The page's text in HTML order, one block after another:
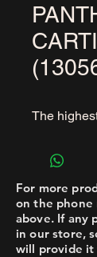
The
For more
on the phone
above. If any
in our store,
will provide it